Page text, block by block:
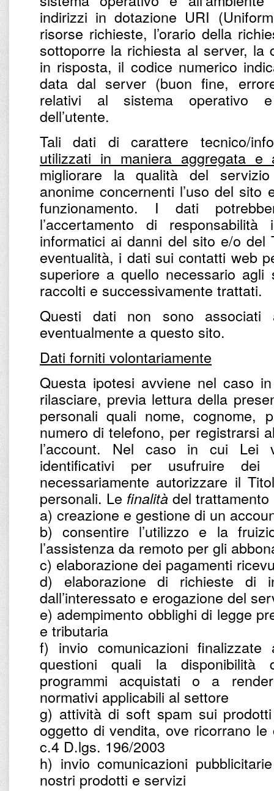
indirizzi in dotazione URI
risorse richieste, l’orario della
sottoporre la richiesta al server, la
in risposta, il codice numerico
data dal server (buon fine,
relativi al sistema operativo e
dell’utente.
Tali dati di carattere tecnico/
utilizzati in maniera aggregata e
migliorare la qualità del
anonime concernenti l’uso del
funzionamento. I dati
l’accertamento di
informatici ai danni del sito e/o del
eventualità, i dati sui contatti web
superiore a quello necessario
raccolti e successivamente trattati.
Questi dati non sono associati
eventualmente a questo sito.
Dati forniti volontariamente
Questa ipotesi avviene nel caso
rilasciare, previa lettura della
personali quali nome, cognome,
numero di telefono, per registrarsi
l’account. Nel caso in cui Lei
identificativi per usufruire
necessariamente autorizzare il
personali. Le finalità del
a) creazione e gestione di un
b) consentire l’utilizzo e la
l’assistenza da remoto per gli
c) elaborazione dei pagamenti
d) elaborazione di richieste di
dall’interessato e erogazione del
e) adempimento obblighi di legge
e tributaria
f) invio comunicazioni
questioni quali la disponibilità
programmi acquistati o a
normativi applicabili al settore
g) attività di soft spam sui
oggetto di vendita, ove ricorrano le
c.4 D.lgs. 196/2003
h) invio comunicazioni
nostri prodotti e servizi